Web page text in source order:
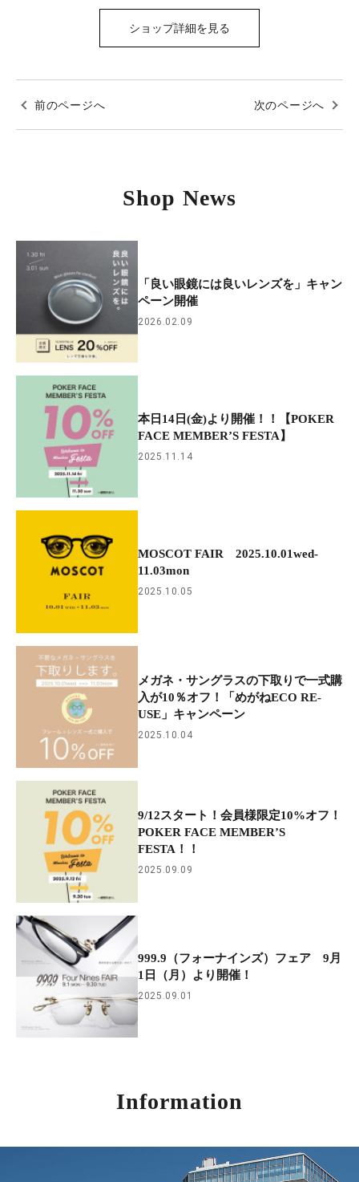
ショップ詳細を見る
前のページへ 次のページへ
Shop News
「良い眼鏡には良いレンズを」キャン
ペーン開催
2026.02.09
本日14日(金)より開催！！【POKER
FACE MEMBER’S FESTA】
2025.11.14
MOSCOT FAIR 2025.10.01wed-
11.03mon
2025.10.05
メガネ・サングラスの下取りで一式購
入が10％オフ！「めがねECO RE-
USE」キャンペーン
2025.10.04
9/12スタート！会員様限定10%オフ！
POKER FACE MEMBER’S
FESTA！！
2025.09.09
999.9（フォーナインズ）フェア 9月
1日（月）より開催！
2025.09.01
Information